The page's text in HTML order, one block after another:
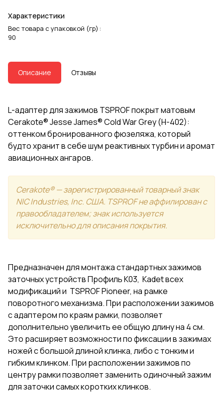
Характеристики
Вес товара с упаковкой (гр) :
90
Описание Отзывы
L-адаптер для зажимов TSPROF покрыт матовым
Cerakote® Jesse James® Cold War Grey (H-402):
оттенком бронированного фюзеляжа, который
будто хранит в себе шум реактивных турбин и аромат
авиационных ангаров.
Cerakote® — зарегистрированный товарный знак
NIC Industries, Inc. США. TSPROF не аффилирован с
правообладателем; знак используется
исключительно для описания покрытия.
Предназначен для монтажа стандартных зажимов
заточных устройств Профиль К03, Kadet всех
модификаций и TSPROF Pioneer, на рамке
поворотного механизма. При расположении зажимов
с адаптером по краям рамки, позволяет
дополнительно увеличить ее общую длину на 4 см.
Это расширяет возможности по фиксации в зажимах
ножей с большой длиной клинка, либо с тонким и
гибким клинком. При расположении зажимов по
центру рамки позволяет заменить одиночный зажим
для заточки самых коротких клинков.